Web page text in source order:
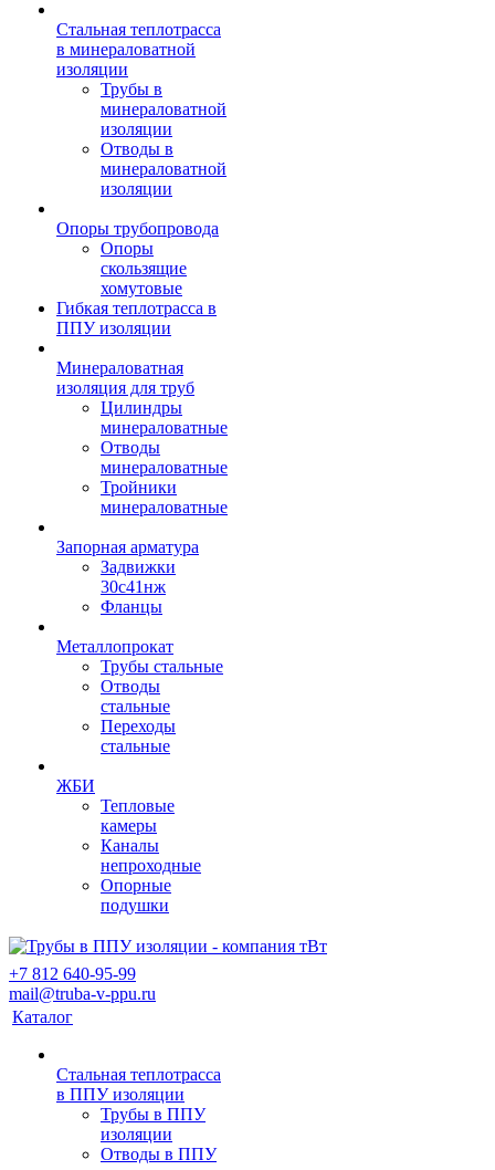
Стальная теплотрасса
в минераловатной
изоляции
Трубы в
минераловатной
изоляции
Отводы в
минераловатной
изоляции
Опоры трубопровода
Опоры
скользящие
хомутовые
Гибкая теплотрасса в
ППУ изоляции
Минераловатная
изоляция для труб
Цилиндры
минераловатные
Отводы
минераловатные
Тройники
минераловатные
Запорная арматура
Задвижки
30с41нж
Фланцы
Металлопрокат
Трубы стальные
Отводы
стальные
Переходы
стальные
ЖБИ
Тепловые
камеры
Каналы
непроходные
Опорные
подушки
+7 812 640-95-99
mail@truba-v-ppu.ru
Каталог
Стальная теплотрасса
в ППУ изоляции
Трубы в ППУ
изоляции
Отводы в ППУ